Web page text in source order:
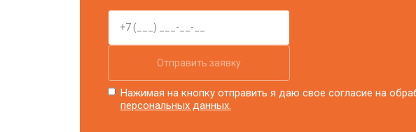
Отправить заявку
Нажимая на кнопку отправить я даю свое согласие на
персональных данных.